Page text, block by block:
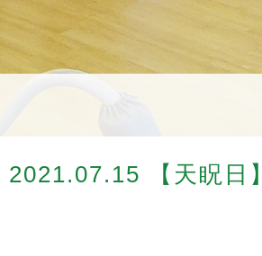
2021.07.15 【天眖日】